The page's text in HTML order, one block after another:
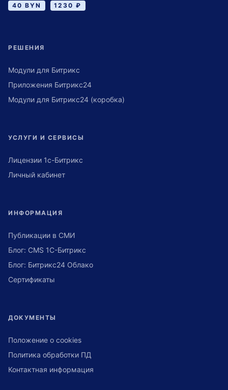
40 BYN 1230 ₽
РЕШЕНИЯ
Модули для Битрикс
Приложения Битрикс24
Модули для Битрикс24 (коробка)
УСЛУГИ И СЕРВИСЫ
Лицензии 1с-Битрикс
Личный кабинет
ИНФОРМАЦИЯ
Публикации в СМИ
Блог: CMS 1С-Битрикс
Блог: Битрикс24 Облако
Сертификаты
ДОКУМЕНТЫ
Положение о cookies
Политика обработки ПД
Контактная информация